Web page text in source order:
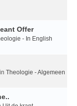
Offer
- In English
Theologie - Algemeen